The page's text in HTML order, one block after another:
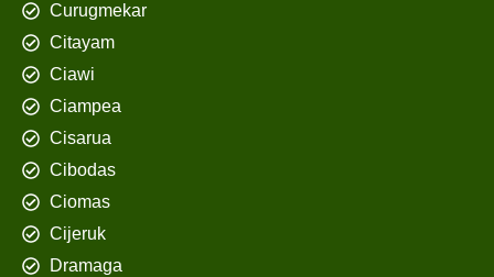
Curugmekar
Citayam
Ciawi
Ciampea
Cisarua
Cibodas
Ciomas
Cijeruk
Dramaga